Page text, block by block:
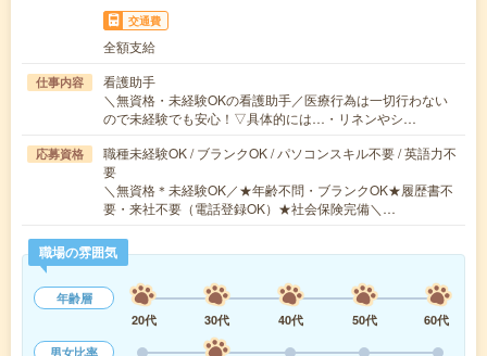
交通費
全額支給
仕事内容
看護助手
＼無資格・未経験OKの看護助手／医療行為は一切行わない
ので未経験でも安心！▽具体的には…・リネンやシ…
応募資格
職種未経験OK / ブランクOK / パソコンスキル不要 / 英語力不
要
＼無資格＊未経験OK／★年齢不問・ブランクOK★履歴書不
要・来社不要（電話登録OK）★社会保険完備＼…
職場の雰囲気
年齢層
20代
30代 40代 50代
60代
男女比率